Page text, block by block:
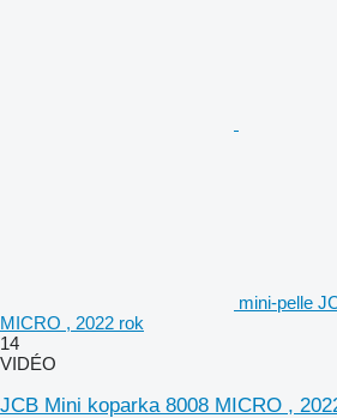
mini-pelle
MICRO , 2022 rok
14
VIDÉO
JCB Mini koparka 8008 MICRO ,